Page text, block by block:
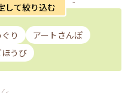
して絞り込む
り
アートさんぽ
ほうび